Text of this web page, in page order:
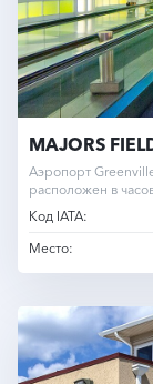
MAJORS
Аэропорт
расположен в
Код IATA:
Место: